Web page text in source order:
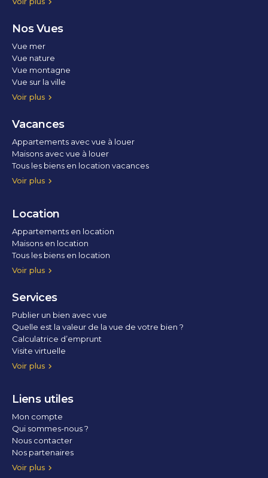
Nos Vues
Voir plus
Vue mer
Vue nature
Vue montagne
Vue sur la ville
Vue parc
Vue fleuve
Vue lac
Vue marina / port
Vacances
Voir plus
Appartements avec vue à louer
Maisons avec vue à louer
Tous les biens en location vacances
Location
Voir plus
Appartements en location
Maisons en location
Tous les biens en location
Services
Voir plus
Publier un bien avec vue
Quelle est la valeur de la vue de votre bien ?
Calculatrice d’emprunt
Visite virtuelle
Home staging
Liens utiles
Voir plus
Mon compte
Qui sommes-nous ?
Nous contacter
Nos partenaires
Conditions Générales d’Utilisation
Politique de confidentialité
Politique des cookies